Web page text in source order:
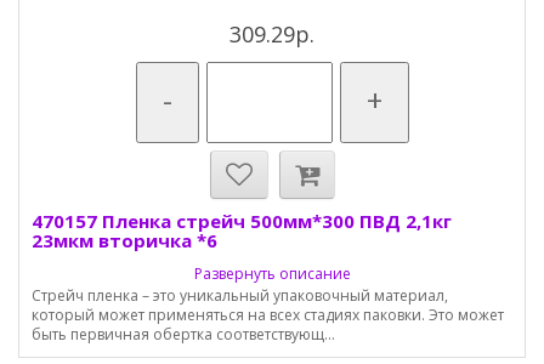
309.29р.
- +
470157 Пленка стрейч 500мм*300 ПВД 2,1кг
23мкм вторичка *6
Развернуть описание
Стрейч пленка – это уникальный упаковочный материал,
который может применяться на всех стадиях паковки. Это может
быть первичная обертка соответствующ...